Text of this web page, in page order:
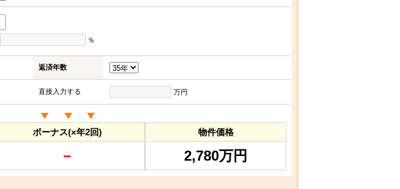
％
返済年数
直接入力する 万円
ボーナス(×年2回)
－
物件価格
2,780万円